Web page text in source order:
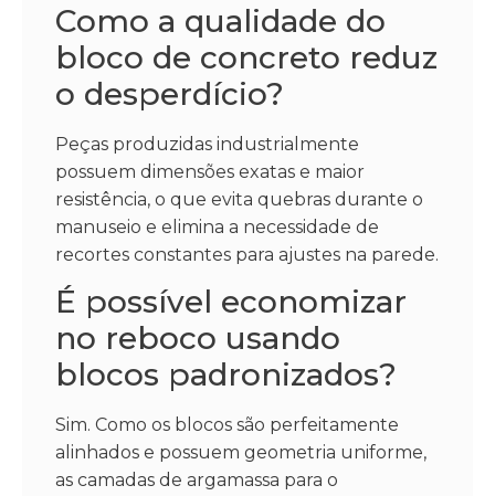
Como a qualidade do
bloco de concreto reduz
o desperdício?
Peças produzidas industrialmente
possuem dimensões exatas e maior
resistência, o que evita quebras durante o
manuseio e elimina a necessidade de
recortes constantes para ajustes na parede.
É possível economizar
no reboco usando
blocos padronizados?
Sim. Como os blocos são perfeitamente
alinhados e possuem geometria uniforme,
as camadas de argamassa para o